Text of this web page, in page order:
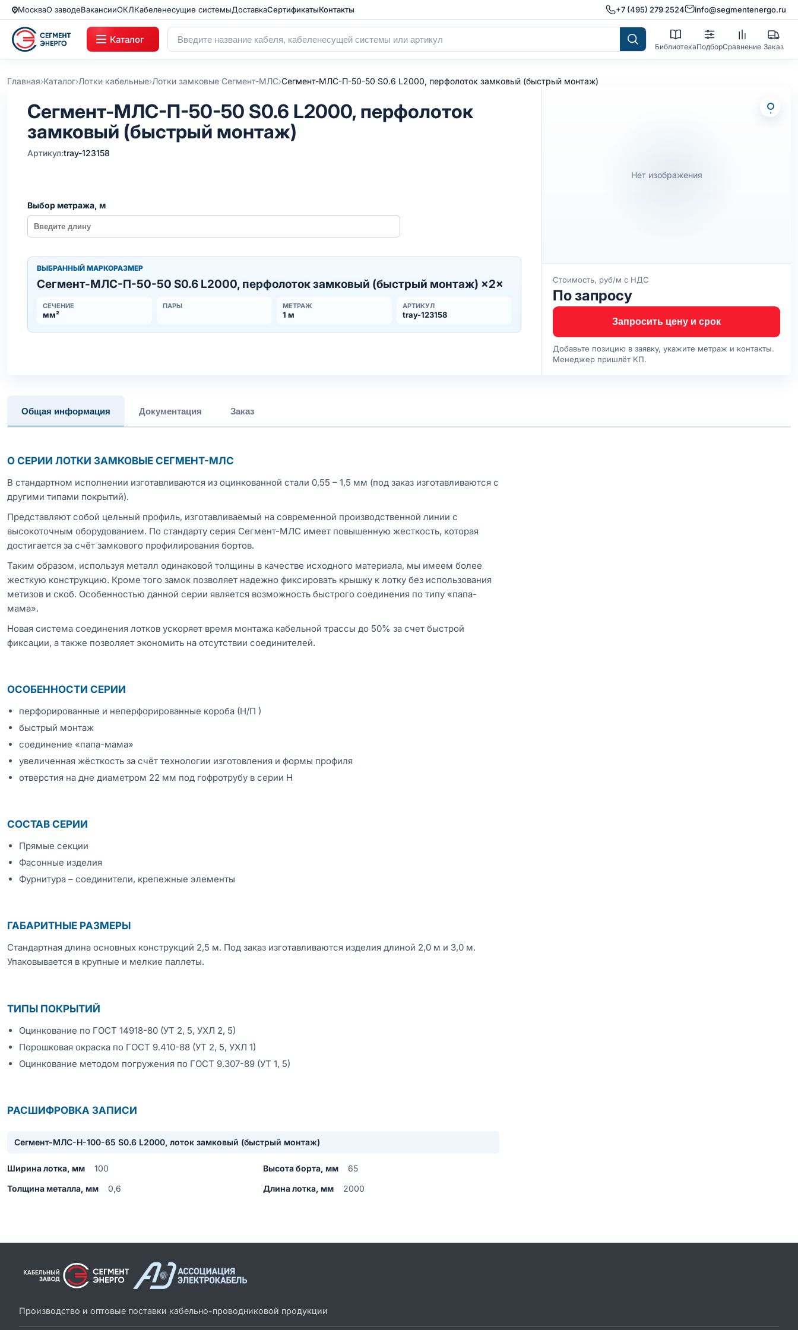
МоскваО заводеВакансииОКЛКабеленесущие системыДоставкаСертификатыКонтакты +7 (495) 279 2524 info@segmentenergo.ru
Каталог
БиблиотекаПодборСравнение Заказ
Главная›Каталог›Лотки кабельные›Лотки замковые Сегмент-МЛС›Сегмент-МЛC-П-50-50 S0.6 L2000, перфолоток замковый (быстрый монтаж)
Сегмент-МЛC-П-50-50 S0.6 L2000, перфолоток
замковый (быстрый монтаж)
Артикул:tray-123158
Нет изображения
Стоимость, руб/м с НДС
По запросу
Запросить цену и срок
Добавьте позицию в заявку, укажите метраж и контакты.
Менеджер пришлёт КП.
Выбор метража, м
ВЫБРАННЫЙ МАРКОРАЗМЕР
Сегмент-МЛC-П-50-50 S0.6 L2000, перфолоток замковый (быстрый монтаж) ×2×
СЕЧЕНИЕ
мм²
ПАРЫ МЕТРАЖ
1 м
АРТИКУЛ
tray-123158
Общая информация Документация Заказ
О СЕРИИ ЛОТКИ ЗАМКОВЫЕ СЕГМЕНТ-МЛС
В стандартном исполнении изготавливаются из оцинкованной стали 0,55 – 1,5 мм (под заказ изготавливаются с
другими типами покрытий).
Представляют собой цельный профиль, изготавливаемый на современной производственной линии с
высокоточным оборудованием. По стандарту серия Сегмент-МЛС имеет повышенную жесткость, которая
достигается за счёт замкового профилирования бортов.
Таким образом, используя металл одинаковой толщины в качестве исходного материала, мы имеем более
жесткую конструкцию. Кроме того замок позволяет надежно фиксировать крышку к лотку без использования
метизов и скоб. Особенностью данной серии является возможность быстрого соединения по типу «папа-
мама».
Новая система соединения лотков ускоряет время монтажа кабельной трассы до 50% за счет быстрой
фиксации, а также позволяет экономить на отсутствии соединителей.
ОСОБЕННОСТИ СЕРИИ
перфорированные и неперфорированные короба (Н/П )
быстрый монтаж
соединение «папа-мама»
увеличенная жёсткость за счёт технологии изготовления и формы профиля
отверстия на дне диаметром 22 мм под гофротрубу в серии Н
СОСТАВ СЕРИИ
Прямые секции
Фасонные изделия
Фурнитура – соединители, крепежные элементы
ГАБАРИТНЫЕ РАЗМЕРЫ
Стандартная длина основных конструкций 2,5 м. Под заказ изготавливаются изделия длиной 2,0 м и 3,0 м.
Упаковывается в крупные и мелкие паллеты.
ТИПЫ ПОКРЫТИЙ
Оцинкование по ГОСТ 14918-80 (УТ 2, 5, УХЛ 2, 5)
Порошковая окраска по ГОСТ 9.410-88 (УТ 2, 5, УХЛ 1)
Оцинкование методом погружения по ГОСТ 9.307-89 (УТ 1, 5)
РАСШИФРОВКА ЗАПИСИ
Сегмент-МЛC-Н-100-65 S0.6 L2000, лоток замковый (быстрый монтаж)
Ширина лотка, мм 100 Высота борта, мм
65
Толщина металла, мм
0,6 Длина лотка, мм 2000
Производство и оптовые поставки кабельно-проводниковой продукции